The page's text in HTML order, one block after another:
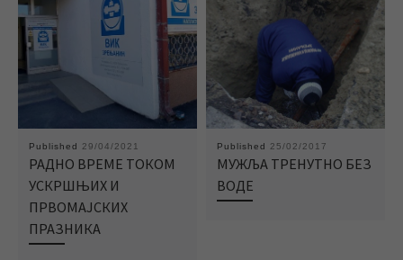
Published 29/04/2021
РАДНО ВРЕМЕ ТОКОМ
УСКРШЊИХ И
ПРВОМАЈСКИХ
ПРАЗНИКА
Published 25/02/2017
МУЖЉА ТРЕНУТНО БЕЗ
ВОДЕ